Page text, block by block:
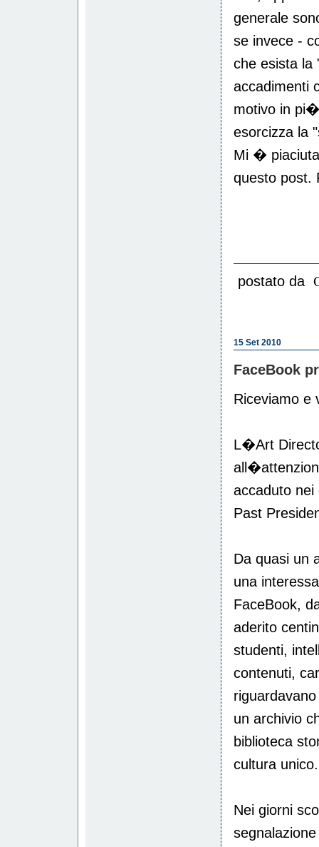
generale
se invece -
che esista
accadimenti
motivo in
esorcizza la
Mi �
questo post.
postato da
15 Set 2010
FaceBook
Riceviamo e
L�Art
accaduto nei
Past
Da quasi un
una
FaceBook,
aderito
studenti,
contenuti,
un archivio
biblioteca
cultura unico.
Nei giorni